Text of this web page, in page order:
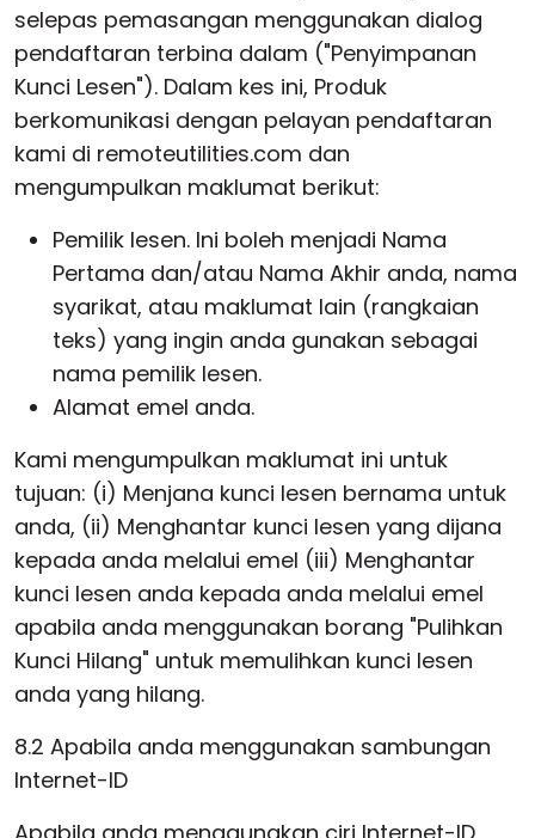
selepas pemasangan menggunakan dialog
pendaftaran terbina dalam ("Penyimpanan
Kunci Lesen"). Dalam kes ini, Produk
berkomunikasi dengan pelayan pendaftaran
kami di remoteutilities.com dan
mengumpulkan maklumat berikut:
Pemilik lesen. Ini boleh menjadi Nama
Pertama dan/atau Nama Akhir anda, nama
syarikat, atau maklumat lain (rangkaian
teks) yang ingin anda gunakan sebagai
nama pemilik lesen.
Alamat emel anda.
Kami mengumpulkan maklumat ini untuk
tujuan: (i) Menjana kunci lesen bernama untuk
anda, (ii) Menghantar kunci lesen yang dijana
kepada anda melalui emel (iii) Menghantar
kunci lesen anda kepada anda melalui emel
apabila anda menggunakan borang "Pulihkan
Kunci Hilang" untuk memulihkan kunci lesen
anda yang hilang.
8.2 Apabila anda menggunakan sambungan
Internet-ID